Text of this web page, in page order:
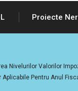
Proiecte
Nivelurilor Valorilor
Pentru Anul